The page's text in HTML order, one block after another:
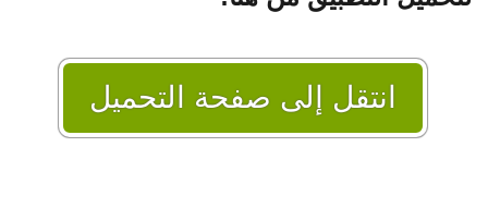
انتقل إلى صفحة التحميل